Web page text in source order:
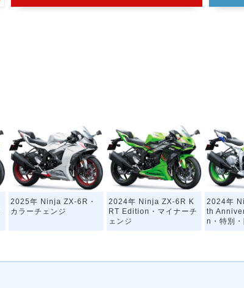
2025年 Ninja ZX-6R・
カラーチェンジ
2024年 Ninja ZX-6R K
RT Edition・マイナーチ
ェンジ
2024年
th
n・特別